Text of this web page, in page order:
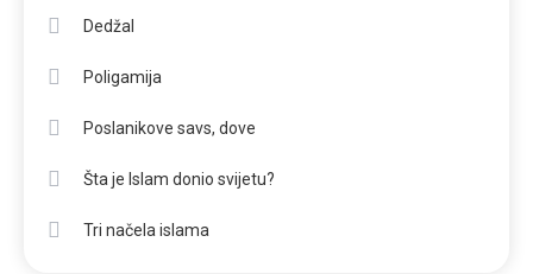
Dedžal
Poligamija
Poslanikove savs, dove
Šta je Islam donio svijetu?
Tri načela islama